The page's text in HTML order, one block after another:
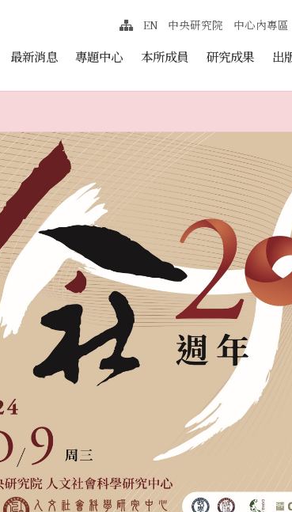
央區塊/Main Content
最新消息 專題中心 本所成員 研究成果 出
網站導覽
EN 中央研究院 中心內專區